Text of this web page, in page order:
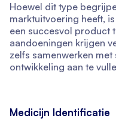
Hoewel dit type
marktuitvoering heeft,
een succesvol product
aandoeningen krijgen
zelfs samenwerken
ontwikkeling aan te
Medicijn Identificatie